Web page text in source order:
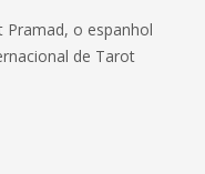
Pramad, o espanhol
de Tarot